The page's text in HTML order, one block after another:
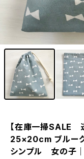
【在庫一掃SALE
25×20cm ブルー
シンプル 女の子